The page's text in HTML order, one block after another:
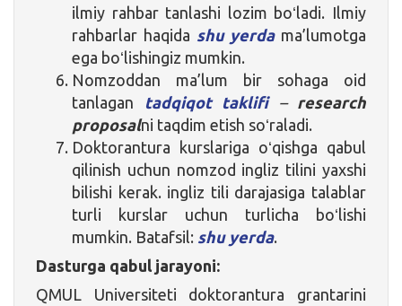
ilmiy rahbar tanlashi lozim boʻladi. Ilmiy
rahbarlar haqida shu yerdama’lumotga
ega boʻlishingiz mumkin.
Nomzoddan ma’lum bir sohaga oid
tanlagan
tadqiqot taklifi– research
proposalni taqdim etish soʻraladi.
Doktorantura kurslariga oʻqishga qabul
qilinish uchun nomzod ingliz tilini yaxshi
bilishi kerak. ingliz tili darajasiga talablar
turli kurslar uchun turlicha boʻlishi
mumkin. Batafsil: shu yerda.
Dasturga qabul jarayoni:
QMUL Universiteti doktorantura grantarini